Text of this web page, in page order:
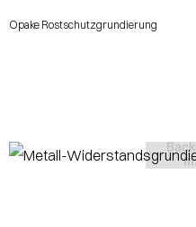
Opake Rostschutzgrundierung